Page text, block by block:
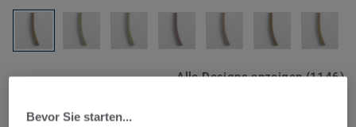
Alle Designs anzeigen (1146)
Tarkett Zubehör Komplettsortiment
Bevor Sie starten...